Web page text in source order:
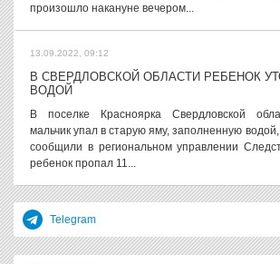
произошло накануне вечером...
13.09.2022, 09:12
В СВЕРДЛОВСКОЙ ОБЛАСТИ РЕБЕНОК
ВОДОЙ
В поселке Красноярка Свердловской
мальчик упал в старую яму, заполненную
сообщили в региональном управлении
ребенок пропал 11...
Telegram